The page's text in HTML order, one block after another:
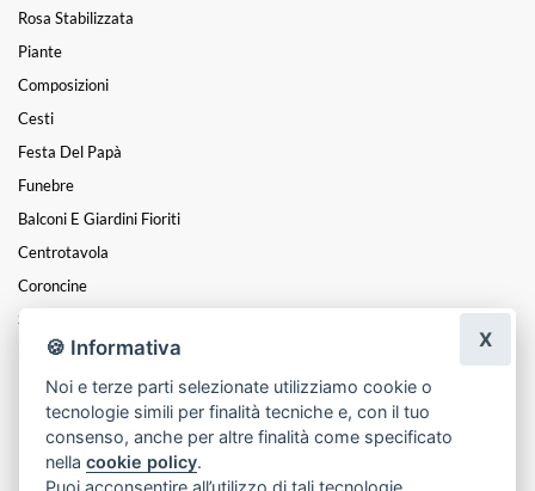
Rosa Stabilizzata
Piante
Composizioni
Cesti
Festa Del Papà
Funebre
Balconi E Giardini Fioriti
Centrotavola
Coroncine
San Valentino
Festa Della Donna
Non Solo Vero
Festa Dei Nonni
🍪 Informativa
Noi e terze parti selezionate utilizziamo cookie o
tecnologie simili per finalità tecniche e, con il tuo
consenso, anche per altre finalità come specificato
nellacookie policy.
Puoi acconsentire all’utilizzo di tali tecnologie
X